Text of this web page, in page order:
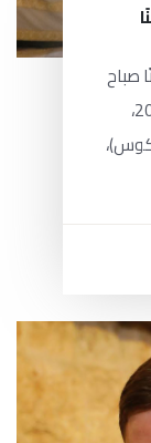
صباح
الأحد الواقع فيه 12 تشرين الأوّل 2025،